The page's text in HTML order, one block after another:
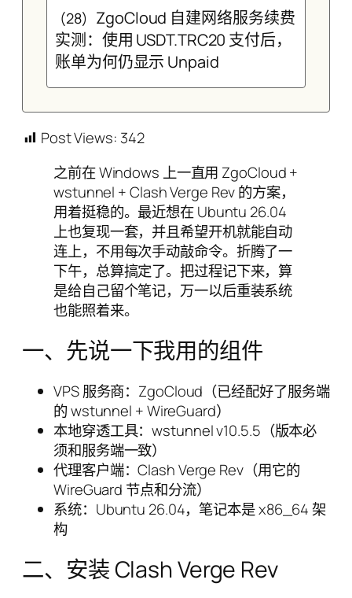
(28) ZgoCloud 自建网络服务续费
实测：使用 USDT.TRC20 支付后，
账单为何仍显示 Unpaid
Post Views: 342
之前在 Windows 上一直用 ZgoCloud +
wstunnel + Clash Verge Rev 的方案，
用着挺稳的。最近想在 Ubuntu 26.04
上也复现一套，并且希望开机就能自动
连上，不用每次手动敲命令。折腾了一
下午，总算搞定了。把过程记下来，算
是给自己留个笔记，万一以后重装系统
也能照着来。
一、先说一下我用的组件
VPS 服务商：ZgoCloud（已经配好了服务端
的 wstunnel + WireGuard）
本地穿透工具：wstunnel v10.5.5（版本必
须和服务端一致）
代理客户端：Clash Verge Rev（用它的
WireGuard 节点和分流）
系统：Ubuntu 26.04，笔记本是 x86_64 架
构
二、安装 Clash Verge Rev